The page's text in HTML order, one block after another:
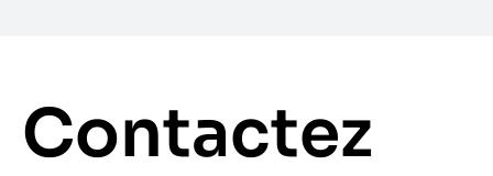
Contactez